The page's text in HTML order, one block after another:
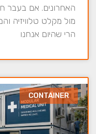
האחרונים. אם בעבר
מול מקלט טלוויזיה
הרי שהיום אנחנו
CONTAINER